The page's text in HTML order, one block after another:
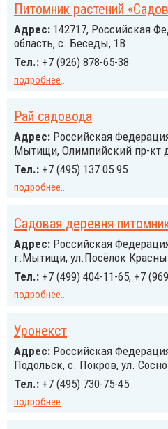
Питомник растений
Адрес: 142717, Российcкая
область, с. Беседы, 1В
Тел.: +7 (926) 878-65-38
подробнее...
Рай садовода
Адрес: Российcкая
Мытищи, Олимпийский пр-кт
Тел.: +7 (495) 137 05 95
подробнее...
Садовая деревня
Адрес: Российcкая
г.Мытищи, ул.Посёлок
Тел.: +7 (499) 404-11-65, +7
подробнее...
Уронекст
Адрес: Российcкая
Подольск, с. Покров, ул.
Тел.: +7 (495) 730-75-45
подробнее...